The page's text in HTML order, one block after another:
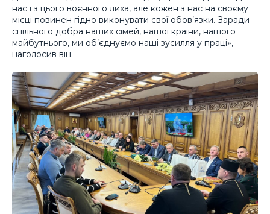
нас і з цього воєнного лиха, але кожен з нас на своєму
місці повинен гідно виконувати свої обов’язки. Заради
спільного добра наших сімей, нашої країни, нашого
майбутнього, ми об’єднуємо наші зусилля у праці», —
наголосив він.